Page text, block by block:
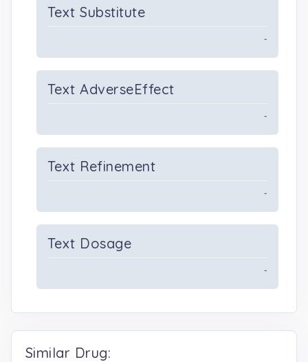
Text Substitute
-
Text AdverseEffect
-
Text Refinement
-
Text Dosage
-
Similar Drug: